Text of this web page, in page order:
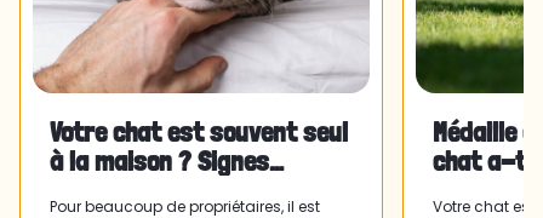
Votre chat est souvent seul
à la maison ? Signes
Pour beaucoup de propriétaires, il est
Médaille
chat a-t-
Votre chat